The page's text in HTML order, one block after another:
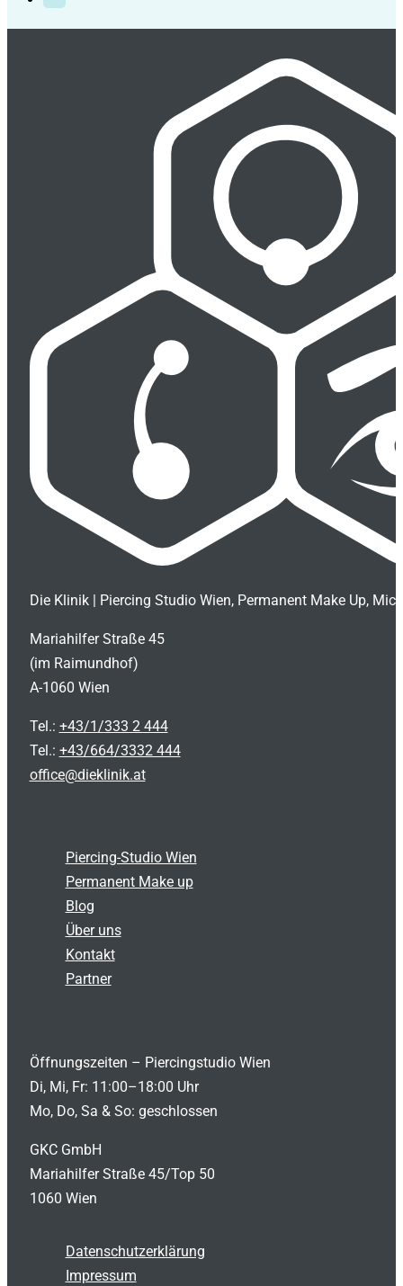
Die Klinik | Piercing Studio Wien, Permanent Make Up,
Mariahilfer Straße 45
(im Raimundhof)
A-1060 Wien
Tel.: +43/1/333 2 444
Tel.: +43/664/3332 444
office@dieklinik.at
Piercing-Studio Wien
Permanent Make up
Blog
Über uns
Kontakt
Partner
Öffnungszeiten – Piercingstudio Wien
Di, Mi, Fr: 11:00–18:00 Uhr
Mo, Do, Sa & So: geschlossen
GKC GmbH
Mariahilfer Straße 45/Top 50
1060 Wien
Datenschutzerklärung
Impressum